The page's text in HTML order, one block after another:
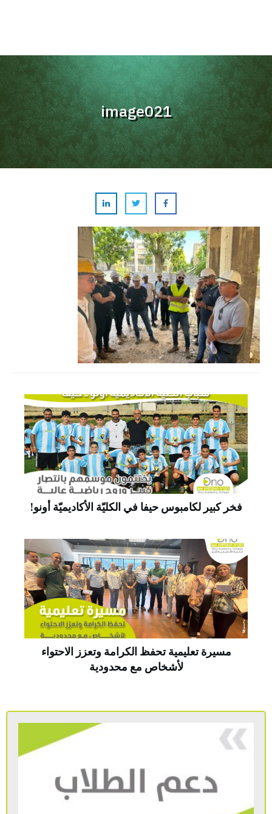
image021
فخر كبير لكامبوس حيفا في الكليّة الأكاديميّة أونو!
مسيرة تعليمية تحفظ الكرامة وتعزز الاحتواء
لأشخاص مع محدودية